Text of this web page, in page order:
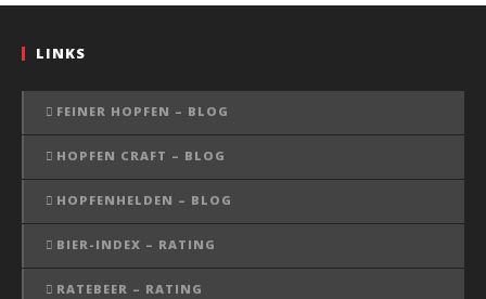
LINKS
FEINER HOPFEN – BLOG
HOPFEN CRAFT – BLOG
HOPFENHELDEN – BLOG
BIER-INDEX – RATING
RATEBEER – RATING